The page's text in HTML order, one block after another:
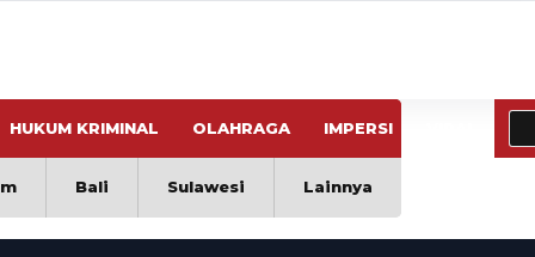
HUKUM KRIMINAL OLAHRAGA IMPERSI
Bali Sulawesi Lainnya